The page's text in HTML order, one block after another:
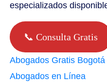
especializados
📞 Consulta Gratis
Abogados Gratis Bogotá
Abogados en Línea